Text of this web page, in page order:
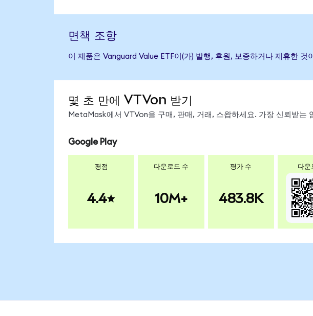
면책 조항
이 제품은 Vanguard Value ETF이(가) 발행, 후원, 보증하거나 제휴한
몇 초 만에 VTVon 받기
MetaMask에서 VTVon을 구매, 판매, 거래, 스왑하세요. 가장 신뢰받는
Google Play
평점
4.4
다운로드 수
10M+
평가 수
483.8K
다운